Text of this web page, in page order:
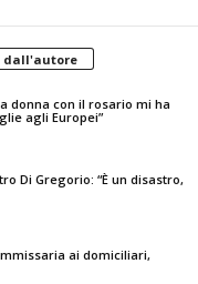
dall'autore
donna con il rosario mi ha
agli Europei”
Di Gregorio: “È un disastro,
ai domiciliari,